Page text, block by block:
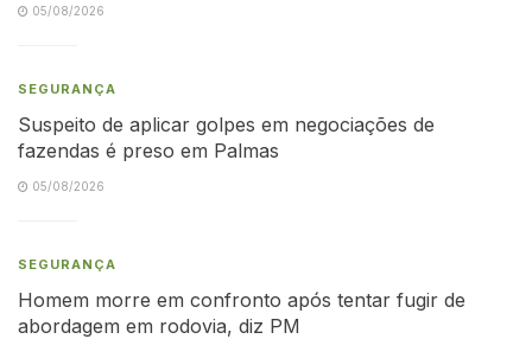
05/08/2026
SEGURANÇA
Suspeito de aplicar golpes em negociações de
fazendas é preso em Palmas
05/08/2026
SEGURANÇA
Homem morre em confronto após tentar fugir de
abordagem em rodovia, diz PM